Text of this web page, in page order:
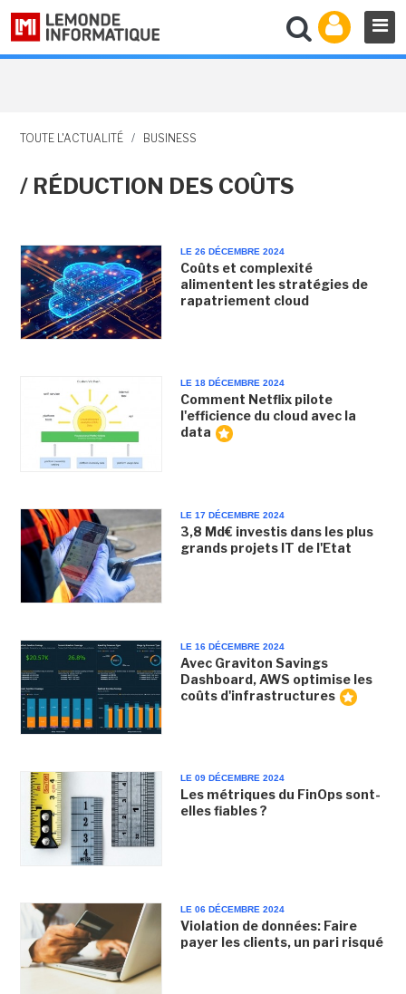
TOUTE L'ACTUALITÉ / BUSINESS
/ RÉDUCTION DES COÛTS
LE 26 DÉCEMBRE 2024
Coûts et complexité
alimentent les stratégies de
rapatriement cloud
LE 18 DÉCEMBRE 2024
Comment Netflix pilote
l'efficience du cloud avec la
data
LE 17 DÉCEMBRE 2024
3,8 Md€ investis dans les plus
grands projets IT de l'Etat
LE 16 DÉCEMBRE 2024
Avec Graviton Savings
Dashboard, AWS optimise les
coûts d'infrastructures
LE 09 DÉCEMBRE 2024
Les métriques du FinOps sont-
elles fiables ?
LE 06 DÉCEMBRE 2024
Violation de données: Faire
payer les clients, un pari risqué